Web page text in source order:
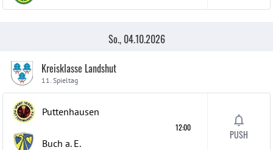
So., 04.10.2026
Kreisklasse Landshut
11. Spieltag
Puttenhausen
Buch a. E.
12:00
PUSH